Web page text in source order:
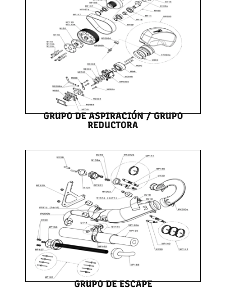
GRUPO DE ASPIRACIÓN / GRUPO
REDUCTORA
GRUPO DE ESCAPE